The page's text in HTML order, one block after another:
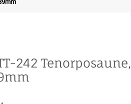
242 Tenorposaune,